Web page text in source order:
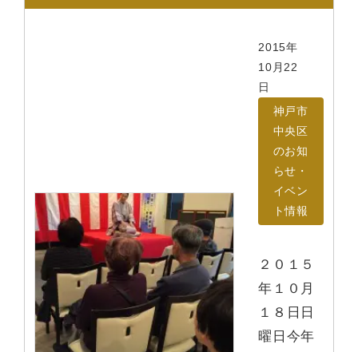
2015年
10月22
日
神戸市
中央区
のお知
らせ・
イベン
ト情報
２０１５
年１０月
１８日日
曜日今年